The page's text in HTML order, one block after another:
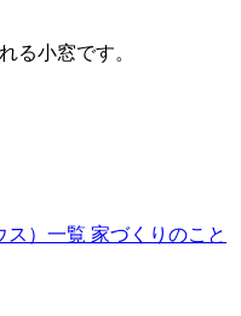
る小窓です。
ス）一覧 家づくりのこと